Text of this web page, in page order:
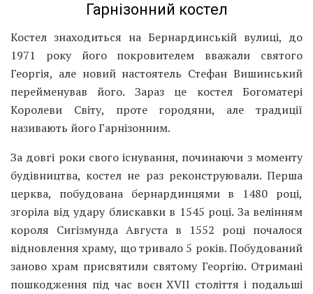
Гарнізонний костел
Костел знаходиться на Бернардинській вулиці, до
1971 року його покровителем вважали святого
Георгія, але новий настоятель Стефан Вишинський
перейменував його. Зараз це костел Богоматері
Королеви Світу, проте городяни, але традиції
називають його Гарнізонним.
За довгі роки свого існування, починаючи з моменту
будівництва, костел не раз реконструювали. Перша
церква, побудована бернардинцями в 1480 році,
згоріла від удару блискавки в 1545 році. За велінням
короля Сигізмунда Августа в 1552 році почалося
відновлення храму, що тривало 5 років. Побудований
заново храм присвятили святому Георгію. Отримані
пошкодження під час воєн XVII століття і подальші